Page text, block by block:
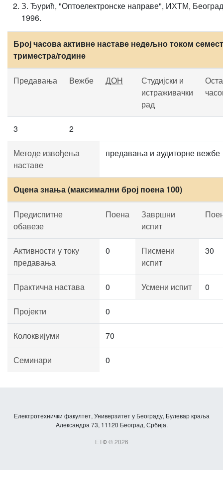
З. Ђурић, "Оптоелектронске направе", ИХТМ,
1996.
Број часова активне наставе недељно током
триместра/године
Предавања Вежбе ДОН
Студијски и
истраживачки
рад
3 2
Методе извођења
наставе
предавања и аудиторне вежбе
Оцена знања (максимални број поена 100)
Предиспитне
обавезе
Поена
Завршни
испит
Активности у току
предавања
0
Писмени
испит
30
Практична настава 0 Усмени испит 0
Пројекти 0
Колоквијуми 70
Семинари 0
Електротехнички факултет, Универзитет у Београду, Булевар краља
Александра 73, 11120 Београд, Србија.
ЕТФ © 2026